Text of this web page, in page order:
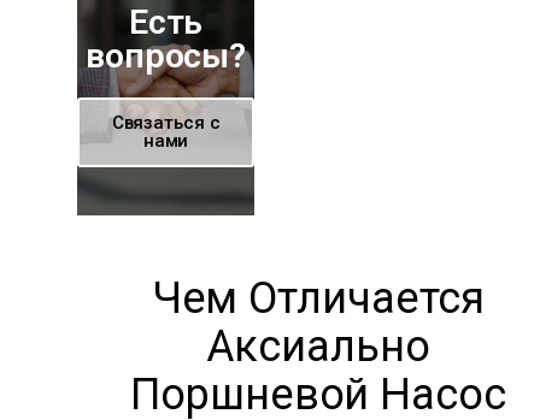
Есть
вопросы?
Связаться с
нами
Чем Отличается
Аксиально
Поршневой Насос